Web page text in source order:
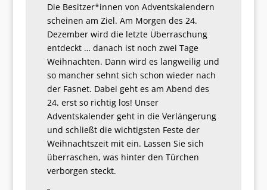
Die Besitzer*innen von Adventskalendern
scheinen am Ziel. Am Morgen des 24.
Dezember wird die letzte Überraschung
entdeckt … danach ist noch zwei Tage
Weihnachten. Dann wird es langweilig und
so mancher sehnt sich schon wieder nach
der Fasnet. Dabei geht es am Abend des
24. erst so richtig los! Unser
Adventskalender geht in die Verlängerung
und schließt die wichtigsten Feste der
Weihnachtszeit mit ein. Lassen Sie sich
überraschen, was hinter den Türchen
verborgen steckt.